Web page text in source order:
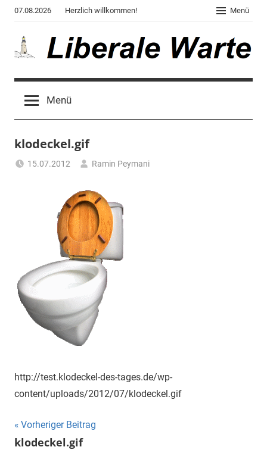
Zum
Inhalt
springen
07.08.2026 Herzlich willkommen! Menü
Liberale
Warte
des
"Corona,
Gendergaga",
Untergangs",
"Das
Grauen"
und
"Spukschloss
Deutschland"
Menü
klodeckel.gif
15.07.2012 Ramin Peymani
http://test.klodeckel-des-tages.de/wp-
content/uploads/2012/07/klodeckel.gif
Beitragsnavigation
Vorheriger Beitrag
klodeckel.gif